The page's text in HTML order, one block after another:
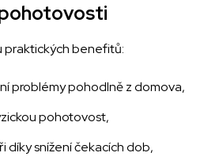
praktických benefitů:
problémy pohodlně z domova,
pohotovost,
díky snížení čekacích dob,